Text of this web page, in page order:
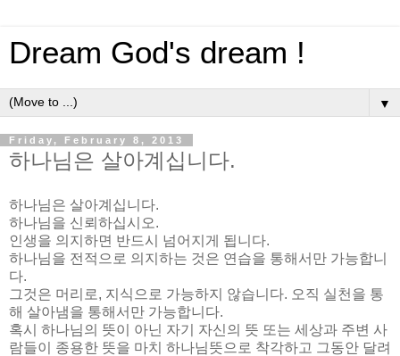
Dream God's dream !
▼
Friday, February 8, 2013
하나님은 살아계십니다.
하나님은 살아계십니다.
하나님을 신뢰하십시오.
인생을 의지하면 반드시 넘어지게 됩니다.
하나님을 전적으로 의지하는 것은 연습을 통해서만 가능합니
다.
그것은 머리로, 지식으로 가능하지 않습니다. 오직 실천을 통
해 살아냄을 통해서만 가능합니다.
혹시 하나님의 뜻이 아닌 자기 자신의 뜻 또는 세상과 주변 사
람들이 종용한 뜻을 마치 하나님뜻으로 착각하고 그동안 달려